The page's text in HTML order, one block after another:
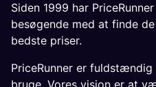
Siden 1999 har
besøgende med at finde
bedste priser.
PriceRunner er